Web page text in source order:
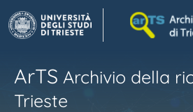
ArTS Archivio della
Trieste